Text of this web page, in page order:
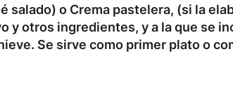
salado) o Crema pastelera, (si la
y otros ingredientes, y a la que se
Se sirve como primer plato o